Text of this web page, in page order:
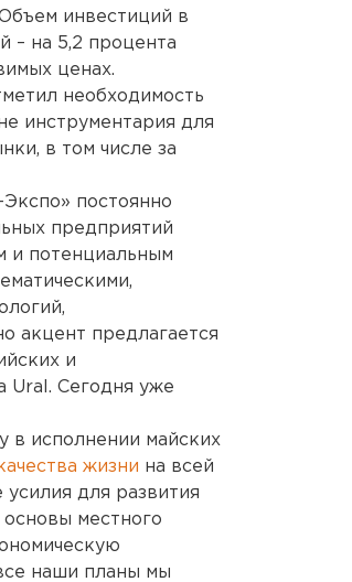
инвестиций в
– на 5,2 процента
ценах.
необходимость
инструментария для
в том числе за
постоянно
предприятий
и потенциальным
акцент предлагается
и
Ural. Сегодня уже
в исполнении майских
жизни на всей
для развития
местного
наши планы мы